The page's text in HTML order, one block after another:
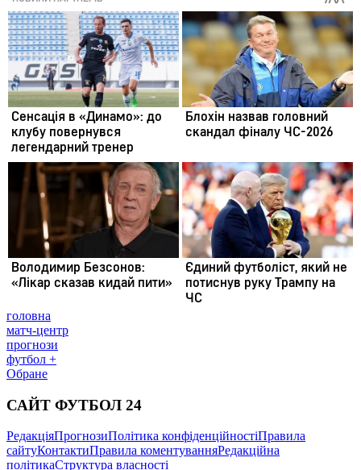
головна
матч-центр
прогнози
футбол +
Обране
САЙТ ФУТБОЛ 24
РедакціяПрогнозиПолітика конфіденційностіПравила
сайтуКонтактиПравила коментуванняРедакційна
політикаСтруктура власності